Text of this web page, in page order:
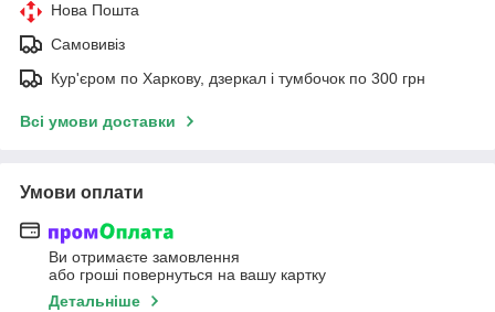
Нова Пошта
Самовивіз
Кур'єром по Харкову, дзеркал і тумбочок по 300 грн
Всі умови доставки
Умови оплати
Ви отримаєте замовлення
або гроші повернуться на вашу картку
Детальніше